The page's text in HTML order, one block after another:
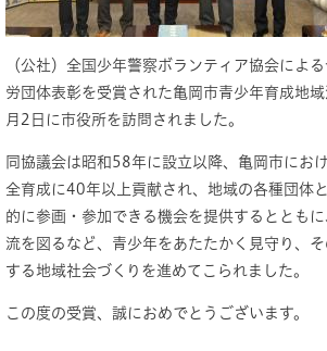
（公社）全国少年警察ボランティア協会によ
労団体表彰を受賞された亀岡市青少年育成地
月2日に市役所を訪問されました。
同協議会は昭和58年に設立以降、亀岡市にお
全育成に40年以上貢献され、地域の各種団体
的に参画・参加できる機会を提供するととも
流を図るなど、青少年をあたたかく見守り、
する地域社会づくりを進めてこられました。
この度の受賞、誠におめでとうございます。